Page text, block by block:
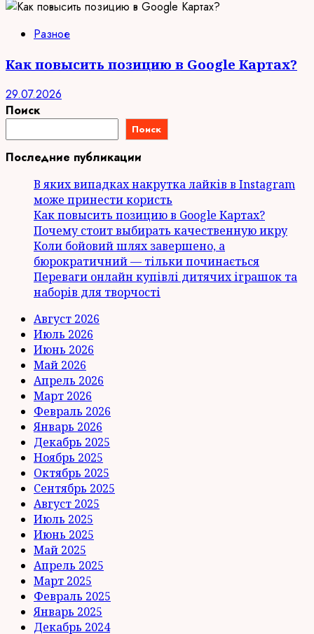
Разное
Как повысить позицию в Google Картах?
29.07.2026
Поиск
Поиск
Последние публикации
В яких випадках накрутка лайків в Instagram
може принести користь
Как повысить позицию в Google Картах?
Почему стоит выбирать качественную икру
Коли бойовий шлях завершено, а
бюрократичний — тільки починається
Переваги онлайн купівлі дитячих іграшок та
наборів для творчості
Август 2026
Июль 2026
Июнь 2026
Май 2026
Апрель 2026
Март 2026
Февраль 2026
Январь 2026
Декабрь 2025
Ноябрь 2025
Октябрь 2025
Сентябрь 2025
Август 2025
Июль 2025
Июнь 2025
Май 2025
Апрель 2025
Март 2025
Февраль 2025
Январь 2025
Декабрь 2024